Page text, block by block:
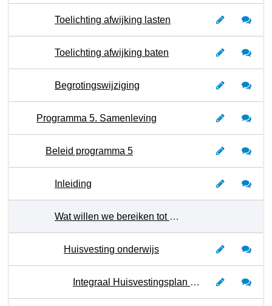
Toelichting afwijking lasten
Toelichting afwijking baten
Begrotingswijziging
Programma 5. Samenleving
Beleid programma 5
Inleiding
Wat willen we bereiken tot en met 2026?
Huisvesting onderwijs
Integraal Huisvestingsplan (IHP) Onderwijs en investeringsplan onderwijsgebouwen